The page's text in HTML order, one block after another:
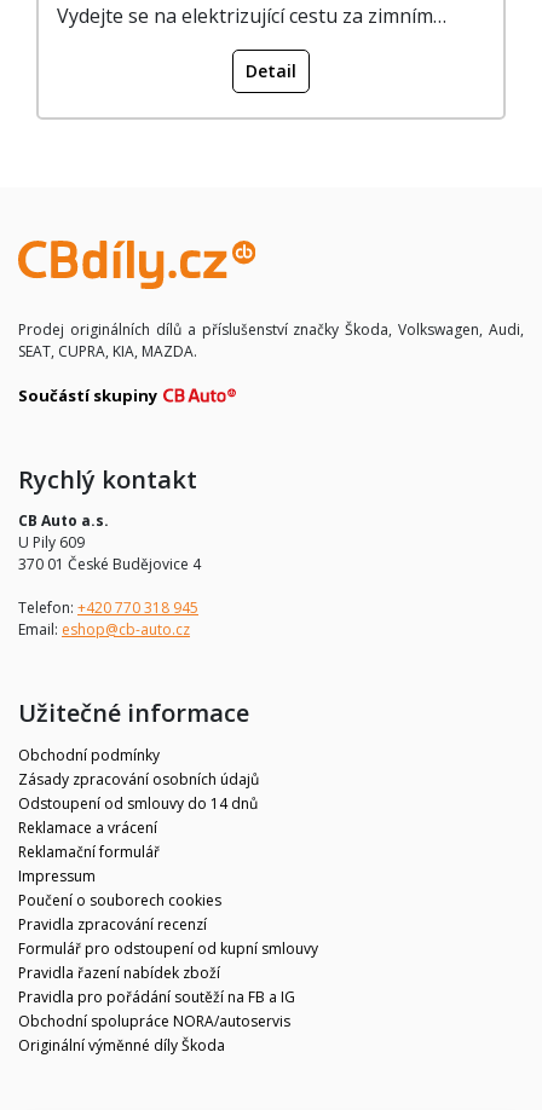
Vydejte se na elektrizující cestu za zimním…
Detail
Prodej originálních dílů a příslušenství značky Škoda, Volkswagen, Audi,
SEAT, CUPRA, KIA, MAZDA.
Součástí skupiny
Rychlý kontakt
CB Auto a.s.
U Pily 609
370 01 České Budějovice 4
Telefon: +420 770 318 945
Email: eshop@cb-auto.cz
Užitečné informace
Obchodní podmínky
Zásady zpracování osobních údajů
Odstoupení od smlouvy do 14 dnů
Reklamace a vrácení
Reklamační formulář
Impressum
Poučení o souborech cookies
Pravidla zpracování recenzí
Formulář pro odstoupení od kupní smlouvy
Pravidla řazení nabídek zboží
Pravidla pro pořádání soutěží na FB a IG
Obchodní spolupráce NORA/autoservis
Originální výměnné díly Škoda